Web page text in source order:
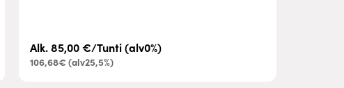
Alk. 85,00 €/Tunti (alv0%)
106,68€ (alv25,5%)